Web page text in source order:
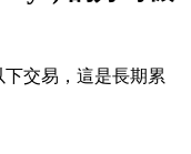
生性商品
下交易，這是長期累